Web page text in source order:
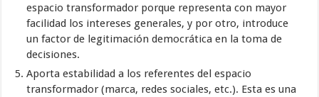
espacio transformador porque representa con mayor
facilidad los intereses generales, y por otro, introduce
un factor de legitimación democrática en la toma de
decisiones.
Aporta estabilidad a los referentes del espacio
transformador (marca, redes sociales, etc.). Esta es una